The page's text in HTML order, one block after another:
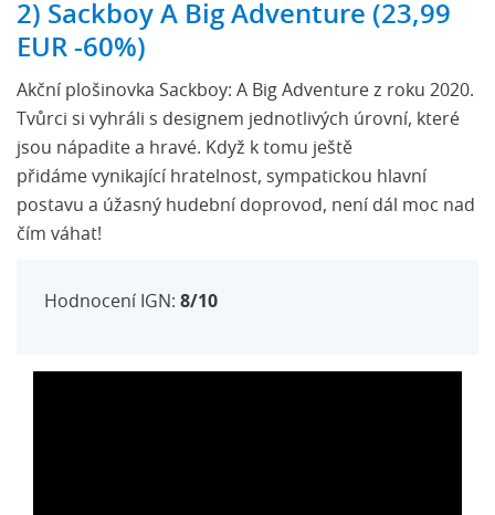
2) Sackboy A Big Adventure (23,99
EUR -60%)
Akční plošinovka Sackboy: A Big Adventure z roku 2020.
Tvůrci si vyhráli s designem jednotlivých úrovní, které
jsou nápadite a hravé. Když k tomu ještě
přidáme vynikající hratelnost, sympatickou hlavní
postavu a úžasný hudební doprovod, není dál moc nad
čím váhat!
Hodnocení IGN: 8/10